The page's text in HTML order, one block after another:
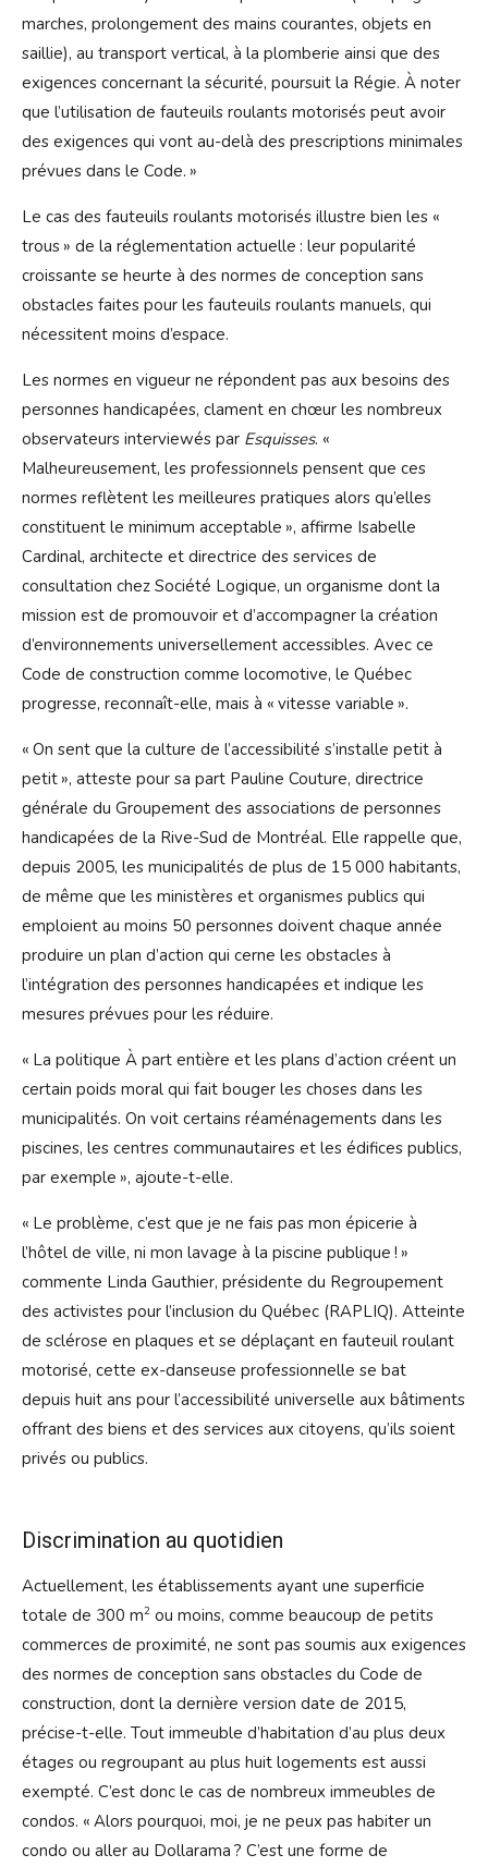
marches, prolongement des mains courantes, objets en
saillie), au transport vertical, à la plomberie ainsi que des
exigences concernant la sécurité, poursuit la Régie. À noter
que l’utilisation de fauteuils roulants motorisés peut avoir
des exigences qui vont au-delà des prescriptions minimales
prévues dans le Code. »
Le cas des fauteuils roulants motorisés illustre bien les «
trous » de la réglementation actuelle : leur popularité
croissante se heurte à des normes de conception sans
obstacles faites pour les fauteuils roulants manuels, qui
nécessitent moins d’espace.
Les normes en vigueur ne répondent pas aux besoins des
personnes handicapées, clament en chœur les nombreux
observateurs interviewés par Esquisses. «
Malheureusement, les professionnels pensent que ces
normes reflètent les meilleures pratiques alors qu’elles
constituent le minimum acceptable », affirme Isabelle
Cardinal, architecte et directrice des services de
consultation chez Société Logique, un organisme dont la
mission est de promouvoir et d’accompagner la création
d’environnements universellement accessibles. Avec ce
Code de construction comme locomotive, le Québec
progresse, reconnaît-elle, mais à « vitesse variable ».
« On sent que la culture de l’accessibilité s’installe petit à
petit », atteste pour sa part Pauline Couture, directrice
générale du Groupement des associations de personnes
handicapées de la Rive-Sud de Montréal. Elle rappelle que,
depuis 2005, les municipalités de plus de 15 000 habitants,
de même que les ministères et organismes publics qui
emploient au moins 50 personnes doivent chaque année
produire un plan d’action qui cerne les obstacles à
l’intégration des personnes handicapées et indique les
mesures prévues pour les réduire.
« La politique À part entière et les plans d’action créent un
certain poids moral qui fait bouger les choses dans les
municipalités. On voit certains réaménagements dans les
piscines, les centres communautaires et les édifices publics,
par exemple », ajoute-t-elle.
« Le problème, c’est que je ne fais pas mon épicerie à
l’hôtel de ville, ni mon lavage à la piscine publique ! »
commente Linda Gauthier, présidente du Regroupement
des activistes pour l’inclusion du Québec (RAPLIQ). Atteinte
de sclérose en plaques et se déplaçant en fauteuil roulant
motorisé, cette ex-danseuse professionnelle se bat
depuis huit ans pour l’accessibilité universelle aux bâtiments
offrant des biens et des services aux citoyens, qu’ils soient
privés ou publics.
Discrimination au quotidien
Actuellement, les établissements ayant une superficie
totale de 300 m2 ou moins, comme beaucoup de petits
commerces de proximité, ne sont pas soumis aux exigences
des normes de conception sans obstacles du Code de
construction, dont la dernière version date de 2015,
précise-t-elle. Tout immeuble d’habitation d’au plus deux
étages ou regroupant au plus huit logements est aussi
exempté. C’est donc le cas de nombreux immeubles de
condos. « Alors pourquoi, moi, je ne peux pas habiter un
condo ou aller au Dollarama ? C’est une forme de